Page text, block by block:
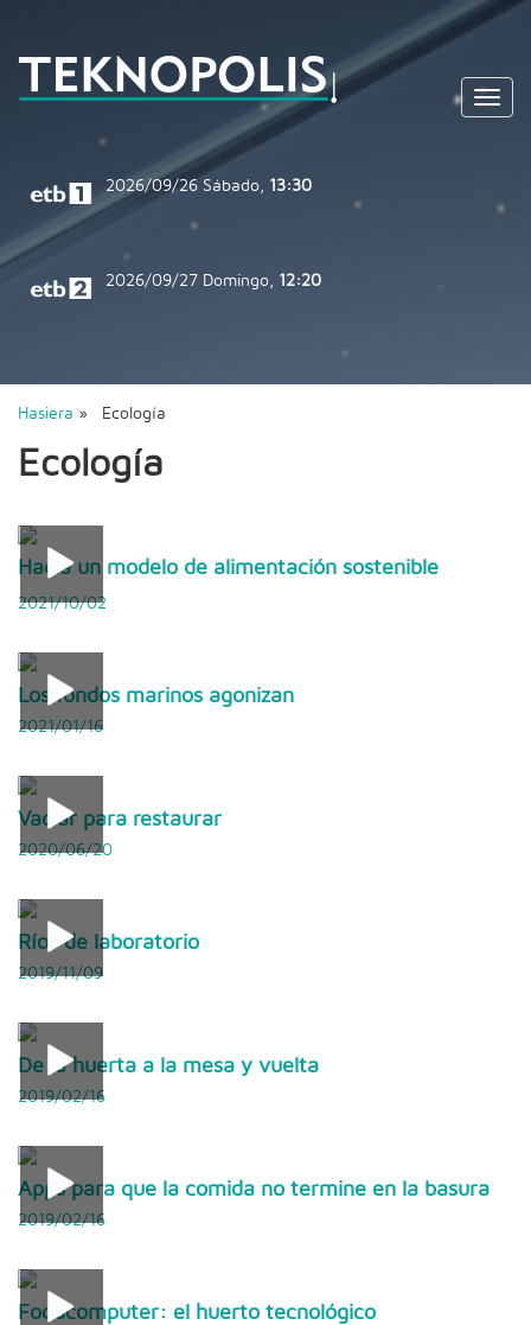
2026/09/26 Sábado, 13:30
2026/09/27 Domingo, 12:20
Hasiera » Ecología
Ecología
Hacia un modelo de alimentación sostenible
2021/10/02
Los fondos marinos agonizan
2021/01/16
Vaciar para restaurar
2020/06/20
Ríos de laboratorio
2019/11/09
De la huerta a la mesa y vuelta
2019/02/16
Apps para que la comida no termine en la basura
2019/02/16
Foodcomputer: el huerto tecnológico